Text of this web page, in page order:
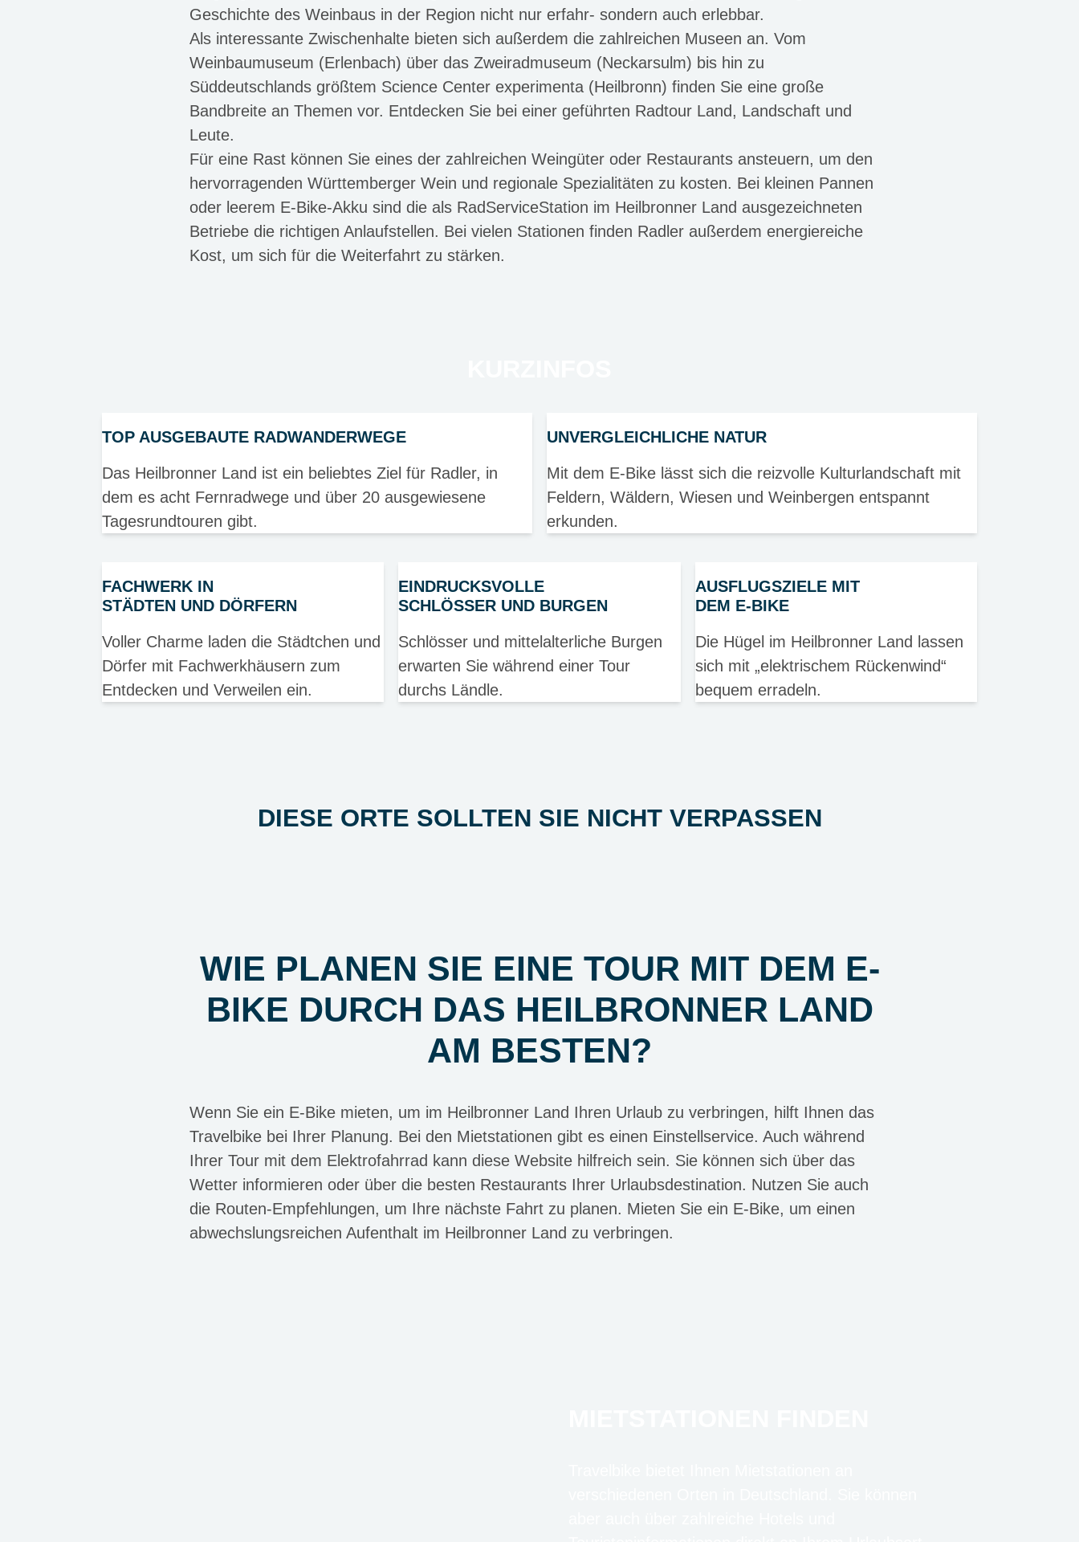
Geschichte des Weinbaus in der Region nicht nur erfahr- sondern auch erlebbar.
Als interessante Zwischenhalte bieten sich außerdem die zahlreichen Museen an. Vom
Weinbaumuseum (Erlenbach) über das Zweiradmuseum (Neckarsulm) bis hin zu
Süddeutschlands größtem Science Center experimenta (Heilbronn) finden Sie eine große
Bandbreite an Themen vor. Entdecken Sie bei einer geführten Radtour Land, Landschaft und
Leute.
Für eine Rast können Sie eines der zahlreichen Weingüter oder Restaurants ansteuern, um den
hervorragenden Württemberger Wein und regionale Spezialitäten zu kosten. Bei kleinen Pannen
oder leerem E-Bike-Akku sind die als RadServiceStation im Heilbronner Land ausgezeichneten
Betriebe die richtigen Anlaufstellen. Bei vielen Stationen finden Radler außerdem energiereiche
Kost, um sich für die Weiterfahrt zu stärken.
TOP AUSGEBAUTE RADWANDERWEGE
Das Heilbronner Land ist ein beliebtes Ziel für Radler, in
dem es acht Fernradwege und über 20 ausgewiesene
Tagesrundtouren gibt.
UNVERGLEICHLICHE NATUR
Mit dem E-Bike lässt sich die reizvolle Kulturlandschaft mit
Feldern, Wäldern, Wiesen und Weinbergen entspannt
erkunden.
FACHWERK IN
STÄDTEN UND DÖRFERN
Voller Charme laden die Städtchen und
Dörfer mit Fachwerkhäusern zum
Entdecken und Verweilen ein.
EINDRUCKSVOLLE
SCHLÖSSER UND BURGEN
Schlösser und mittelalterliche Burgen
erwarten Sie während einer Tour
durchs Ländle.
AUSFLUGSZIELE MIT
DEM E-BIKE
Die Hügel im Heilbronner Land lassen
sich mit „elektrischem Rückenwind“
bequem erradeln.
DIESE ORTE SOLLTEN SIE NICHT VERPASSEN
WIE PLANEN SIE EINE TOUR MIT DEM E-
BIKE DURCH DAS HEILBRONNER LAND
AM BESTEN?
Wenn Sie ein E-Bike mieten, um im Heilbronner Land Ihren Urlaub zu verbringen, hilft Ihnen das
Travelbike bei Ihrer Planung. Bei den Mietstationen gibt es einen Einstellservice. Auch während
Ihrer Tour mit dem Elektrofahrrad kann diese Website hilfreich sein. Sie können sich über das
Wetter informieren oder über die besten Restaurants Ihrer Urlaubsdestination. Nutzen Sie auch
die Routen-Empfehlungen, um Ihre nächste Fahrt zu planen. Mieten Sie ein E-Bike, um einen
abwechslungsreichen Aufenthalt im Heilbronner Land zu verbringen.